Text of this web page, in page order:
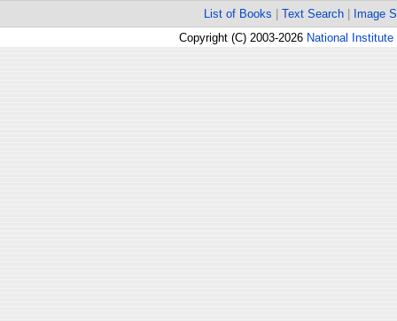
List of Books Text Search
Image
Copyright (C) 2003-2026 National